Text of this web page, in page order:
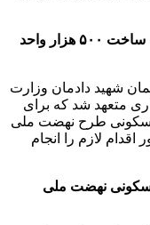
بانک صادرات متعهد برای پرداخت تسهیلات ساخت ۵۰۰ هزار واحد
شهید دادمان وزارت
متعهد شد که برای
۵۰۰ هزار واحد مسکونی طرح نهضت ملی
لازم را انجام
هزار واحد مسکونی نهضت ملی